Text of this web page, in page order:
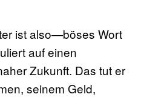
ist also—böses Wort
auf einen
Zukunft. Das tut er
seinem Geld,